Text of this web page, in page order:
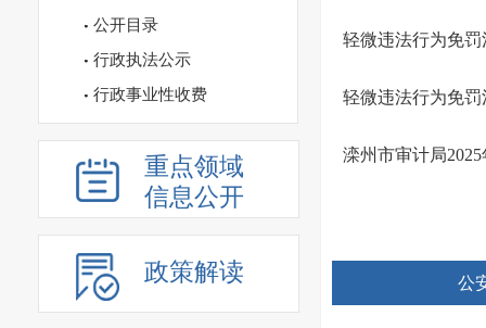
公开目录
行政执法公示
行政事业性收费
重点领域
信息公开
政策解读
轻微违法行为免罚
轻微违法行为免罚
滦州市审计局
公